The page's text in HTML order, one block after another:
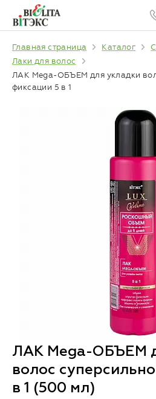
Главная страница Каталог
Лаки для волос
ЛАК Mega-ОБЪЕМ для укладки
фиксации 5 в 1
ЛАК Mega-ОБЪЕМ
волос
в 1 (500 мл)